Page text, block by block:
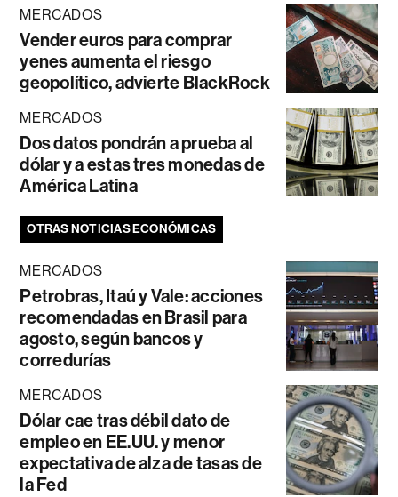
MERCADOS
Vender euros para comprar
yenes aumenta el riesgo
geopolítico, advierte BlackRock
MERCADOS
Dos datos pondrán a prueba al
dólar y a estas tres monedas de
América Latina
OTRAS NOTICIAS ECONÓMICAS
MERCADOS
Petrobras, Itaú y Vale: acciones
recomendadas en Brasil para
agosto, según bancos y
corredurías
MERCADOS
Dólar cae tras débil dato de
empleo en EE.UU. y menor
expectativa de alza de tasas de
la Fed